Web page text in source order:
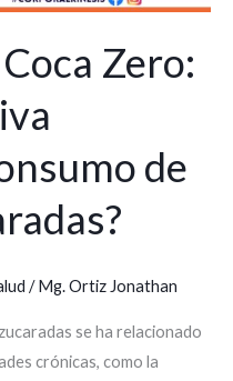
Zero:
de
/Mg. Ortiz Jonathan
se ha relacionado
crónicas, como la